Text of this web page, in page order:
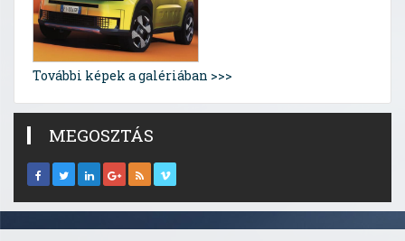
További képek a galériában >>>
MEGOSZTÁS